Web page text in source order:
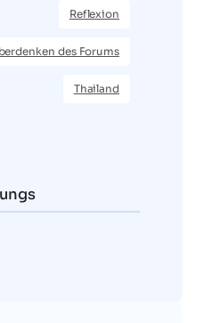
Reflexion
des Forums
Thailand